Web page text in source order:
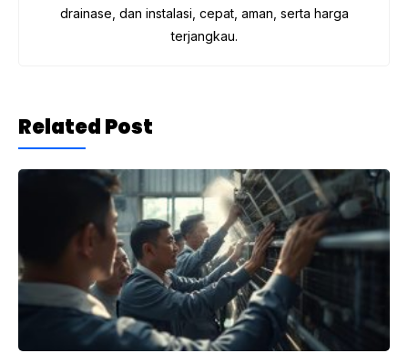
drainase, dan instalasi, cepat, aman, serta harga
terjangkau.
Related Post